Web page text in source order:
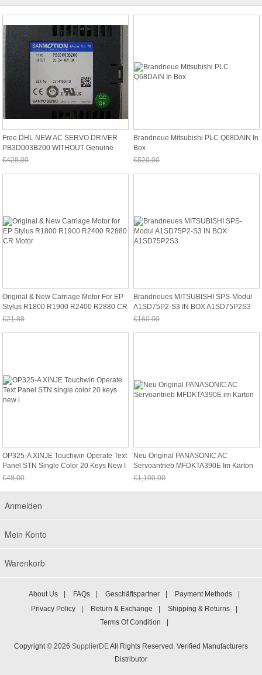
Free DHL NEW AC SERVO DRIVER
PB3D003B200 WITHOUT Genuine
BOX
€428.00
Brandneue Mitsubishi PLC Q68DAIN In
Box
€520.00
Original & New Carriage Motor For EP
Stylus R1800 R1900 R2400 R2880 CR
Motor
€21.88
Brandneues MITSUBISHI SPS-Modul
A1SD75P2-S3 IN BOX A1SD75P2S3
€160.00
OP325-A XINJE Touchwin Operate Text
Panel STN Single Color 20 Keys New I
€48.00
Neu Original PANASONIC AC
Servoantrieb MFDKTA390E Im Karton
€1,100.00
Anmelden
Mein Konto
Warenkorb
About Us | FAQs | Geschäftspartner | Payment Methods
|
Privacy Policy
| Return & Exchange | Shipping & Returns
|
Terms Of Condition
|
Copyright © 2026 SupplierDEAll Rights Reserved. Verified Manufacturers
Distributor